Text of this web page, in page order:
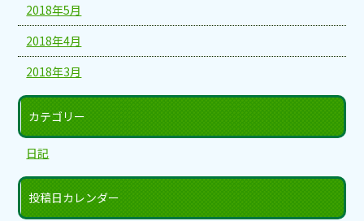
2018年5月
2018年4月
2018年3月
カテゴリー
日記
投稿日カレンダー